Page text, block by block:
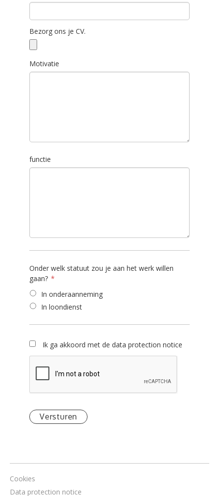
Bezorg ons je CV.
Motivatie
functie
Onder welk statuut zou je aan het werk willen
gaan?
In onderaanneming
In loondienst
Ik ga akkoord met de data protection notice
Versturen
Cookies
Data protection notice